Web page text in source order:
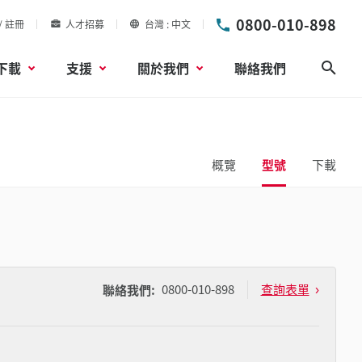
註冊 人才招募 台灣 中文 0800-010-898
載 支援 關於我們 聯絡我們
概覽 型號 下載
聯絡我們: 0800-010-898 查詢表單